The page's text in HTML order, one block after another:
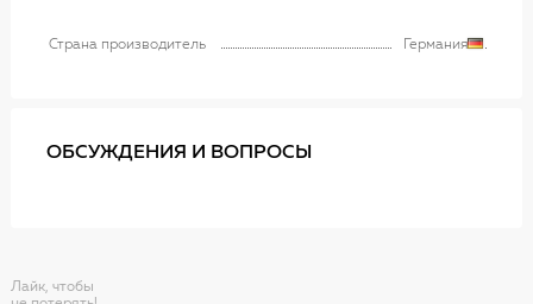
Страна производитель Германия
ОБСУЖДЕНИЯ И ВОПРОСЫ
Лайк, чтобы